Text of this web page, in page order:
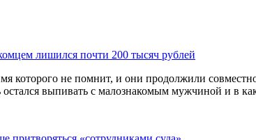
лишился почти 200 тысяч рублей
которого не помнит, и они продолжили
выпивать с малознакомым мужчиной и в